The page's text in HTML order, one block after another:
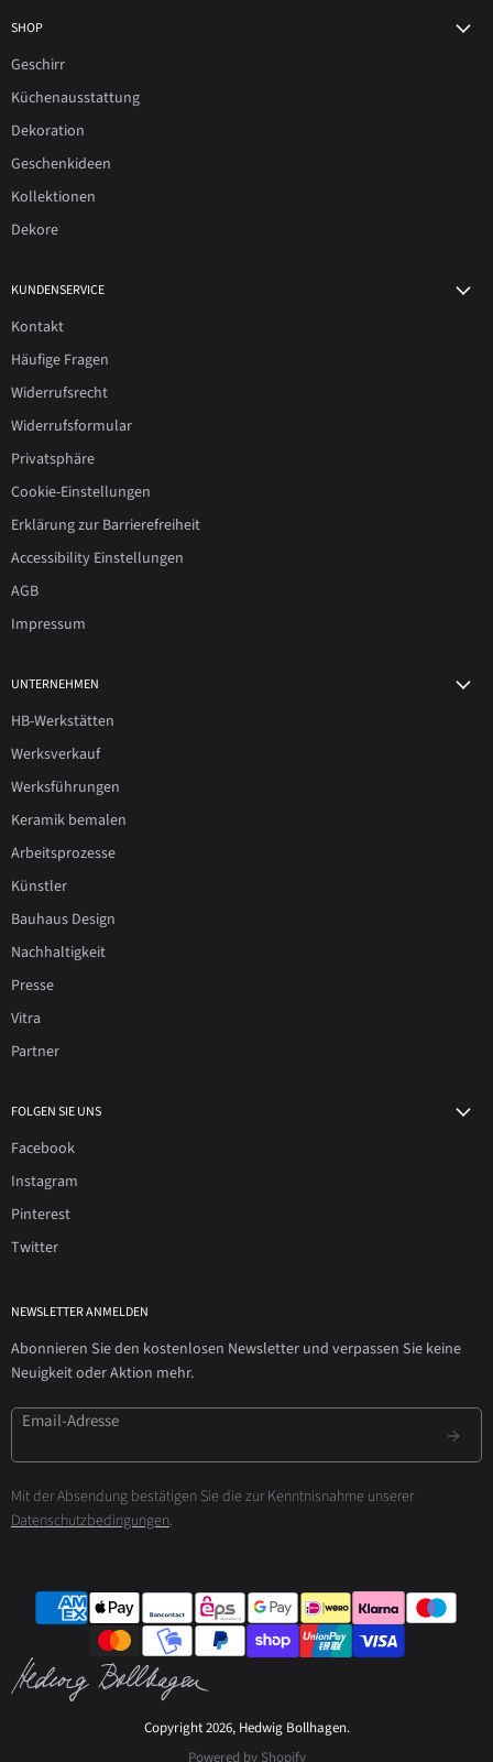
SHOP
Geschirr
Küchenausstattung
Dekoration
Geschenkideen
Kollektionen
Dekore
KUNDENSERVICE
Kontakt
Häufige Fragen
Widerrufsrecht
Widerrufsformular
Privatsphäre
Cookie-Einstellungen
Erklärung zur Barrierefreiheit
Accessibility Einstellungen
AGB
Impressum
UNTERNEHMEN
HB-Werkstätten
Werksverkauf
Werksführungen
Keramik bemalen
Arbeitsprozesse
Künstler
Bauhaus Design
Nachhaltigkeit
Presse
Vitra
Partner
FOLGEN SIE UNS
Facebook
Instagram
Pinterest
Twitter
NEWSLETTER ANMELDEN
Abonnieren Sie den kostenlosen Newsletter und verpassen Sie keine
Neuigkeit oder Aktion mehr.
Email-Adresse
Mit der Absendung bestätigen Sie die zur Kenntnisnahme unserer
Datenschutzbedingungen.
Copyright 2026, Hedwig Bollhagen.
Powered by Shopify